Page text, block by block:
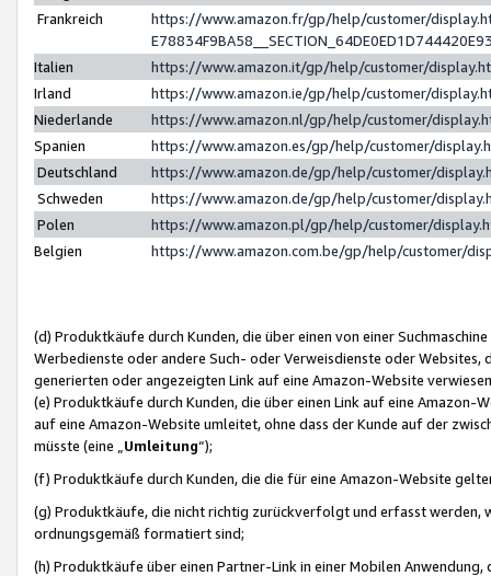
Frankreich
https://www.amazon.fr/gp/help/customer/
Italien
https://www.amazon.it/gp/help/customer/
Irland
https://www.amazon.ie/gp/help/customer/
Niederlande
https://www.amazon.nl/gp/help/customer/
Spanien
https://www.amazon.es/gp/help/customer/
Deutschland
https://www.amazon.de/gp/help/customer/
Schweden
https://www.amazon.de/gp/help/customer/
Polen
https://www.amazon.pl/gp/help/customer/
Belgien
https://www.amazon.com.be/gp/help/customer/
(d) Produktkäufe durch Kunden, die über einen von einer
Werbedienste oder andere Such- oder Verweisdienste oder Websites,
generierten oder angezeigten Link auf eine Amazon-Website
(e) Produktkäufe durch Kunden, die über einen Link auf eine
auf eine Amazon-Website umleitet, ohne dass der Kunde auf der
müsste (eine „ Umleitung“);
(f) Produktkäufe durch Kunden, die die für eine Amazon-Website
(g) Produktkäufe, die nicht richtig zurückverfolgt und erfasst werden,
ordnungsgemäß formatiert sind;
(h) Produktkäufe über einen Partner-Link in einer Mobilen